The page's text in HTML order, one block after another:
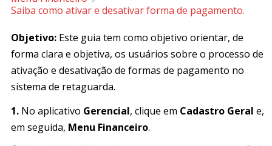
Saiba como ativar e desativar forma de pagamento.
Objetivo: Este guia tem como objetivo orientar, de
forma clara e objetiva, os usuários sobre o processo de
ativação e desativação de formas de pagamento no
sistema de retaguarda.
1. No aplicativo Gerencial, clique em Cadastro Geral e,
em seguida, Menu Financeiro.